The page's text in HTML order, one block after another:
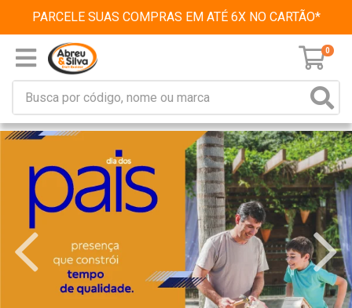
PARCELE SUAS COMPRAS EM ATÉ 6X NO CARTÃO*
0